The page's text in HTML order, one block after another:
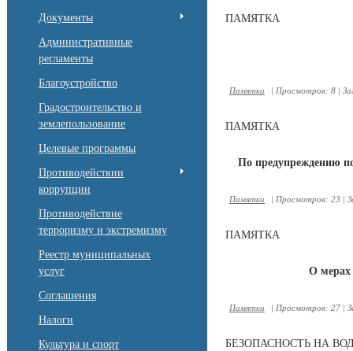
Документы
Административные
регламенты
Благоустройство
Градостроительство и
землепользование
Целевые программы
Противодействии
коррупции
Противодействие
терроризму и экстремизму
Реестр муниципальных
услуг
Соглашения
Налоги
Культура и спорт
ПАМЯТКА
Памятки | Просмотров: 8 |
ПАМЯТКА
По предупреждению
Памятки | Просмотров: 23 |
ПАМЯТКА
О мерах
Памятки | Просмотров: 27 |
БЕЗОПАСНОСТЬ НА